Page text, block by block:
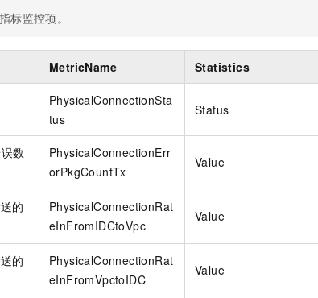
指标监控项。
MetricName Statistics
PhysicalConnectionSta
tus
Status
数
PhysicalConnectionErr
orPkgCountTx
Value
的
PhysicalConnectionRat
eInFromIDCtoVpc
Value
的
PhysicalConnectionRat
eInFromVpctoIDC
Value